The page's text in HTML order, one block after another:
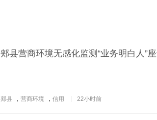
郏县营商环境无感化监测“业务明白人”
郏县 ， 营商环境 ， 信用 22小时前